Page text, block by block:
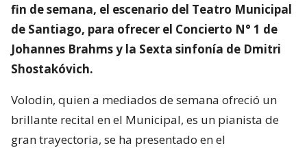
fin de semana, el escenario del Teatro Municipal
de Santiago, para ofrecer el Concierto N° 1 de
Johannes Brahms y la Sexta sinfonía de Dmitri
Shostakóvich.
Volodin, quien a mediados de semana ofreció un
brillante recital en el Municipal, es un pianista de
gran trayectoria, se ha presentado en el